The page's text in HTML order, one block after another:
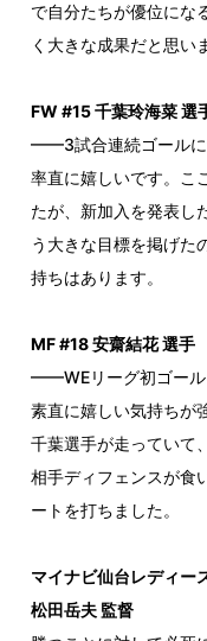
で自分たちが優位にな
く大きな成果だと思い
FW #15 千葉玲海菜 選
——3試合連続ゴールに
率直に嬉しいです。こ
たが、新加入を発表し
う大きな目標を掲げた
持ちはあります。
MF #18 安齋結花 選手
——WEリーグ初ゴール
素直に嬉しい気持ちが
千葉選手が走っていて
相手ディフェンスが食
ートを打ちました。
マイナビ仙台レディー
松田岳夫 監督